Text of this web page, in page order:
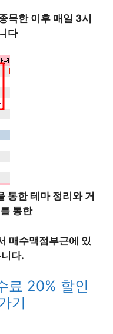
목한 이후 매일 3시
다
통한 테마 정리와 거
통한
매수맥점부근에 있
다.
료 20% 할인
기